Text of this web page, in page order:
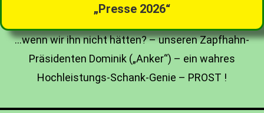
„Presse 2026“
…wenn wir ihn nicht hätten? – unseren Zapfhahn-
Präsidenten Dominik („Anker“) – ein wahres
Hochleistungs-Schank-Genie – PROST !